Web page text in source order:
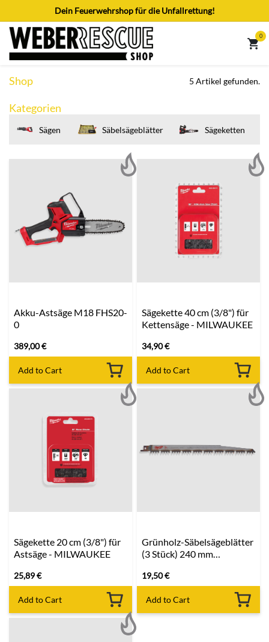
Zum Inhalt springenDein Feuerwehrshop für die Unfallrettung!
0
Shop 5 Artikel gefunden.
Kategorien
Sägen Säbelsägeblätter Sägeketten
Akku-Astsäge M18 FHS20-
0
389,00€
Add to Cart
Sägekette 40 cm (3/8") für
Kettensäge - MILWAUKEE
34,90€
Add to Cart
Sägekette 20 cm (3/8") für
Astsäge - MILWAUKEE
25,89€
Add to Cart
Grünholz-Säbelsägeblätter
(3 Stück) 240 mm
19,50€
Add to Cart